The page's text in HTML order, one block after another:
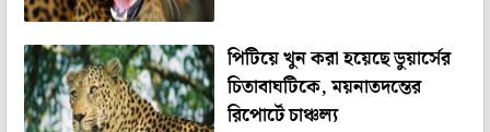
পিটিয়ে খুন করা হয়েছে ডুয়ার্সের
চিতাবাঘটিকে, ময়নাতদন্তের
রিপোর্টে চাঞ্চল্য